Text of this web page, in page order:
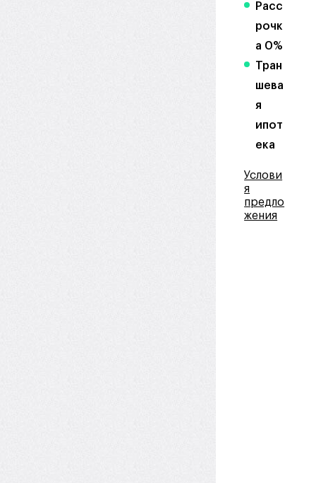
Расс
рочк
а 0%
Тран
шева
я
ипот
ека
Услови
я
предло
жения